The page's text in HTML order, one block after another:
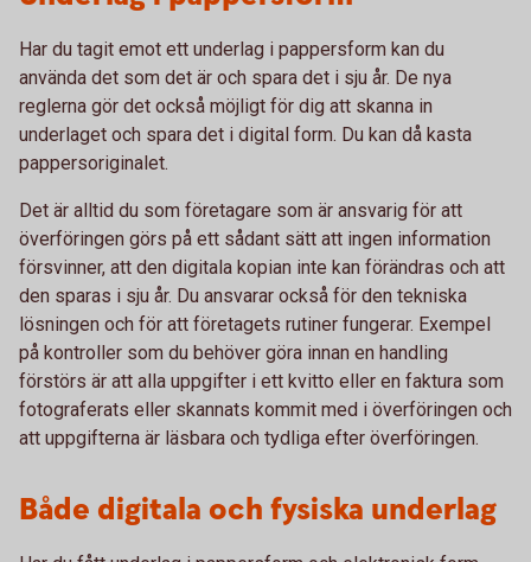
Har du tagit emot ett underlag i pappersform kan du
använda det som det är och spara det i sju år. De nya
reglerna gör det också möjligt för dig att skanna in
underlaget och spara det i digital form. Du kan då kasta
pappersoriginalet.
Det är alltid du som företagare som är ansvarig för att
överföringen görs på ett sådant sätt att ingen information
försvinner, att den digitala kopian inte kan förändras och att
den sparas i sju år. Du ansvarar också för den tekniska
lösningen och för att företagets rutiner fungerar. Exempel
på kontroller som du behöver göra innan en handling
förstörs är att alla uppgifter i ett kvitto eller en faktura som
fotograferats eller skannats kommit med i överföringen och
att uppgifterna är läsbara och tydliga efter överföringen.
Både digitala och fysiska underlag